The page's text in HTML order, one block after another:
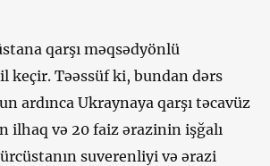
qarşı məqsədyönlü
keçir. Təəssüf ki, bundan dərs
ardınca Ukraynaya qarşı təcavüz
ilhaq və 20 faiz ərazinin işğalı
suverenliyi və ərazi